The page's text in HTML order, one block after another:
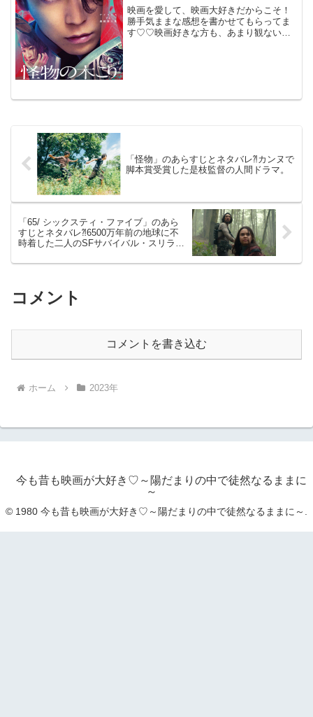
映画を愛して、映画大好きだからこそ！
勝手気ままな感想を書かせてもらってま
す♡♡映画好きな方も、あまり観ない方
「怪物」のあらすじとネタバレ⁈カンヌで
脚本賞受賞した是枝監督の人間ドラマ。
「65/ シックスティ・ファイブ」のあら
すじとネタバレ⁈6500万年前の地球に不
時着した二人のSFサバイバル・スリラ
コメント
コメントを書き込む
ホーム 2023年
今も昔も映画が大好き♡～陽だまりの中で徒然なるままに
～
© 1980 今も昔も映画が大好き♡～陽だまりの中で徒然なるままに～.